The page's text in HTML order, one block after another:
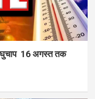
16 अगस्त तक